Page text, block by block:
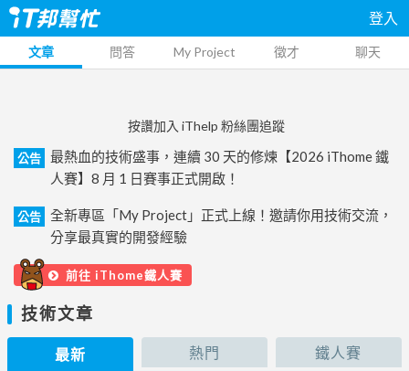
登入
文章 問答 My Project 徵才 聊天
按讚加入 iThelp 粉絲團追蹤
公告
最熱血的技術盛事，連續 30 天的修煉【2026 iThome 鐵
人賽】8 月 1 日賽事正式開啟！
公告
全新專區「My Project」正式上線！邀請你用技術交流，
分享最真實的開發經驗
前往 iThome鐵人賽
技術文章
最新 熱門 鐵人賽